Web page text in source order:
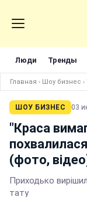
Люди Тренды
Главная › Шоу бизнес ›
ШОУ БИЗНЕС 03
"Краса
(фото,
Приходько
тату